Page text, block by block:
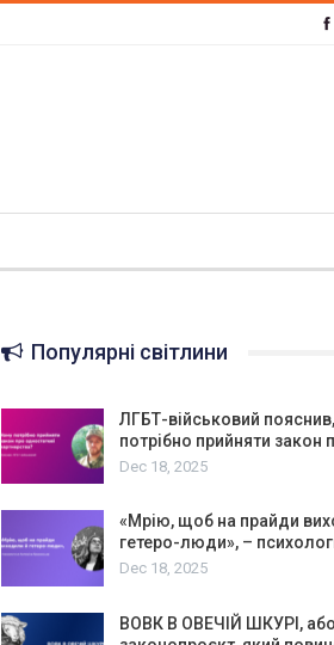
Популярні світлини
ЛГБТ-військовий
потрібно прийняти закон
Dec 18, 2025
«Мрію, щоб на прайди
гетеро-люди», –
Dec 18, 2025
ВОВК В ОВЕЧІЙ ШКУРІ,